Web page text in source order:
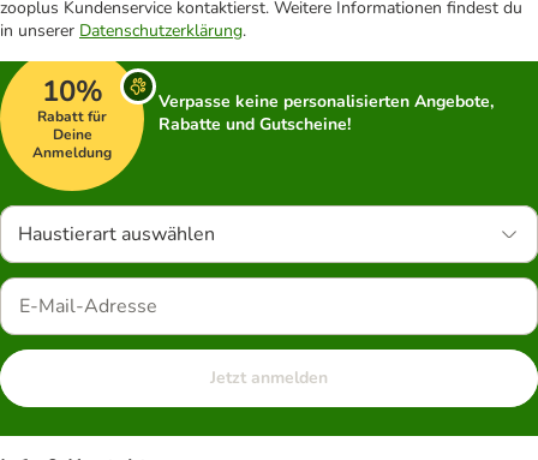
zooplus Kundenservice kontaktierst. Weitere Informationen findest du
in unserer Datenschutzerklärung.
10%
Rabatt für
Deine
Anmeldung
Verpasse keine personalisierten Angebote,
Rabatte und Gutscheine!
Haustierart auswählen
Jetzt anmelden